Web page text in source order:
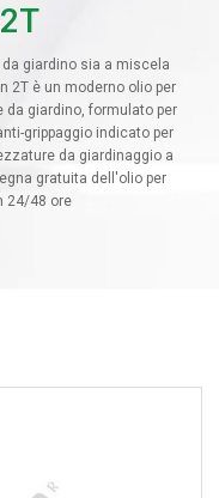
giardino sia a miscela
2T è un moderno olio per
giardino, formulato per
grippaggio indicato per
da giardinaggio a
gratuita dell'olio per
24/48 ore